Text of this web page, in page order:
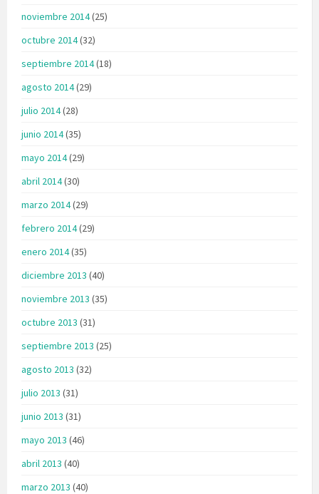
noviembre 2014(25)
octubre 2014(32)
septiembre 2014(18)
agosto 2014(29)
julio 2014(28)
junio 2014(35)
mayo 2014(29)
abril 2014(30)
marzo 2014(29)
febrero 2014(29)
enero 2014(35)
diciembre 2013 (40)
noviembre 2013 (35)
octubre 2013 (31)
septiembre 2013 (25)
agosto 2013 (32)
julio 2013 (31)
junio 2013 (31)
mayo 2013 (46)
abril 2013 (40)
marzo 2013 (40)